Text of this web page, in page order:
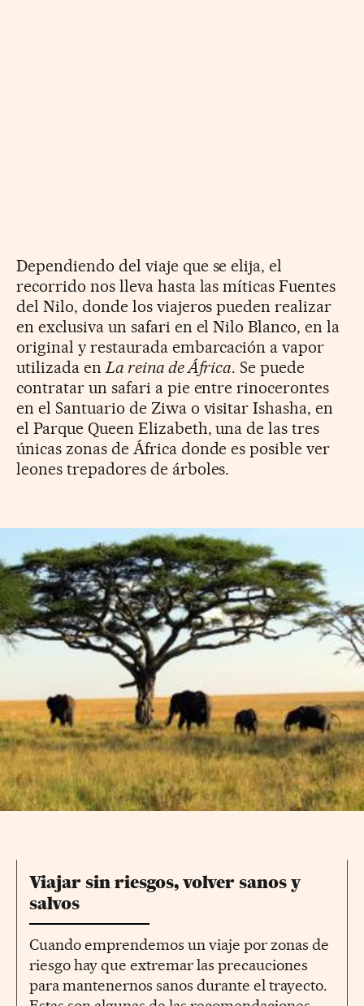
Dependiendo del viaje que se elija, el
recorrido nos lleva hasta las míticas Fuentes
del Nilo, donde los viajeros pueden realizar
en exclusiva un safari en el Nilo Blanco, en la
original y restaurada embarcación a vapor
utilizada en La reina de África. Se puede
contratar un safari a pie entre rinocerontes
en el Santuario de Ziwa o visitar Ishasha, en
el Parque Queen Elizabeth, una de las tres
únicas zonas de África donde es posible ver
leones trepadores de árboles.
Viajar sin riesgos, volver sanos y
salvos
Cuando emprendemos un viaje por zonas de
riesgo hay que extremar las precauciones
para mantenernos sanos durante el trayecto.